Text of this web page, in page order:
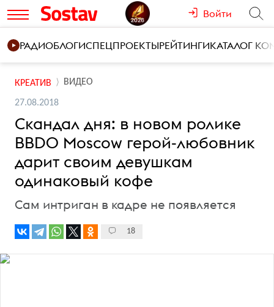
Войти
РАДИОБЛОГИСПЕЦПРОЕКТЫРЕЙТИНГИКАТАЛОГ
КРЕАТИВ ВИДЕО
27.08.2018
Скандал дня: в новом ролике
BBDO Moscow герой-любовник
дарит своим девушкам
одинаковый кофе
Сам интриган в кадре не появляется
18